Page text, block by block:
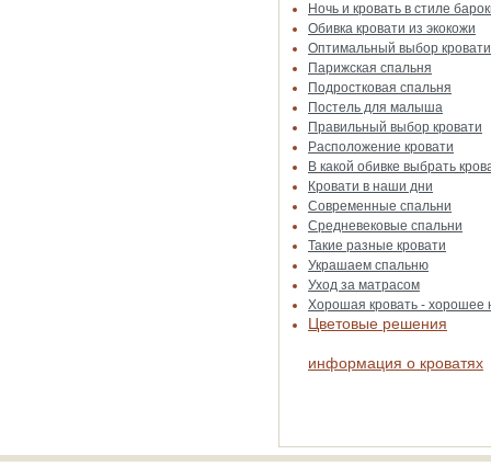
Ночь и кровать в стиле
Обивка кровати из экокожи
Оптимальный выбор кровати
Парижская спальня
Подростковая спальня
Постель для малыша
Правильный выбор кровати
Расположение кровати
В какой обивке выбрать
Кровати в наши дни
Современные спальни
Средневековые спальни
Такие разные кровати
Украшаем спальню
Уход за матрасом
Хорошая кровать - хорошее
Цветовые решения
информация о кроватях